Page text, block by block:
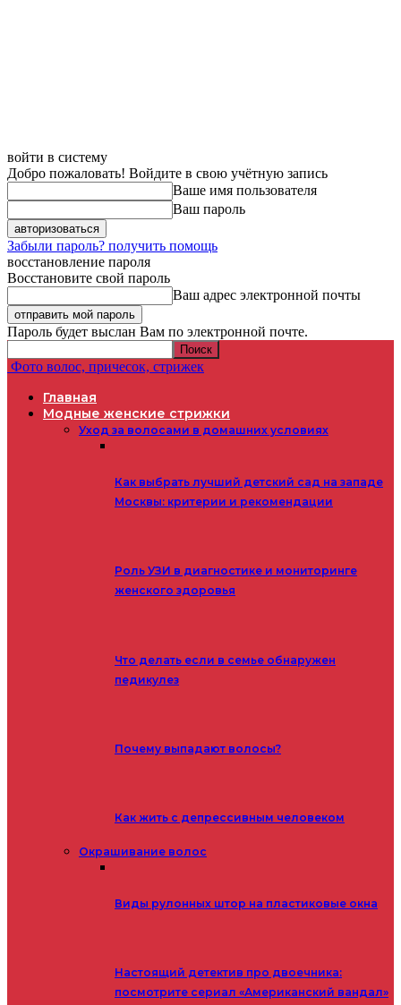
войти в систему
Добро пожаловать! Войдите в свою учётную запись
Ваше имя пользователя
Ваш пароль
Забыли пароль? получить помощь
восстановление пароля
Восстановите свой пароль
Ваш адрес электронной почты
Пароль будет выслан Вам по электронной почте.
Фото волос, причесок, стрижек
Главная
Модные женские стрижки
Уход за волосами в домашних условиях
Как выбрать лучший детский сад на западе
Москвы: критерии и рекомендации
Роль УЗИ в диагностике и мониторинге
женского здоровья
Что делать если в семье обнаружен
педикулез
Почему выпадают волосы?
Как жить с депрессивным человеком
Окрашивание волос
Виды рулонных штор на пластиковые окна
Настоящий детектив про двоечника:
посмотрите сериал «Американский вандал»